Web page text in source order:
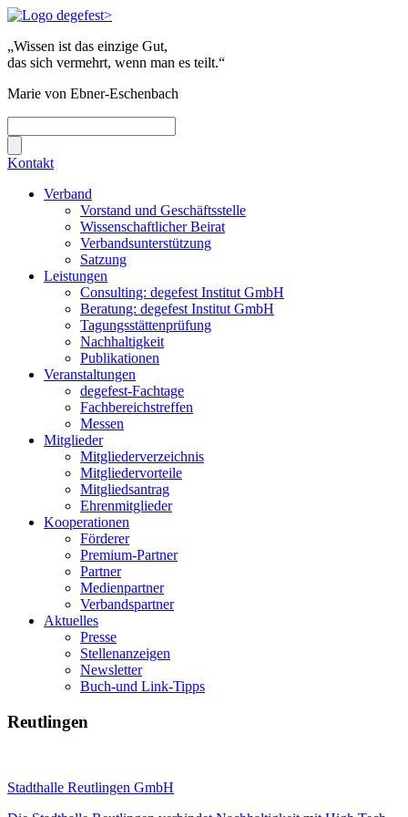
„Wissen ist das einzige Gut,
das sich vermehrt, wenn man es teilt.“
Marie von Ebner-Eschenbach
Kontakt
Verband
Vorstand und Geschäftsstelle
Wissenschaftlicher Beirat
Verbandsunterstützung
Satzung
Leistungen
Consulting: degefest Institut GmbH
Beratung: degefest Institut GmbH
Tagungsstättenprüfung
Nachhaltigkeit
Publikationen
Veranstaltungen
degefest-Fachtage
Fachbereichstreffen
Messen
Mitglieder
Mitgliederverzeichnis
Mitgliedervorteile
Mitgliedsantrag
Ehrenmitglieder
Kooperationen
Förderer
Premium-Partner
Partner
Medienpartner
Verbandspartner
Aktuelles
Presse
Stellenanzeigen
Newsletter
Buch-und Link-Tipps
Reutlingen
Stadthalle Reutlingen GmbH